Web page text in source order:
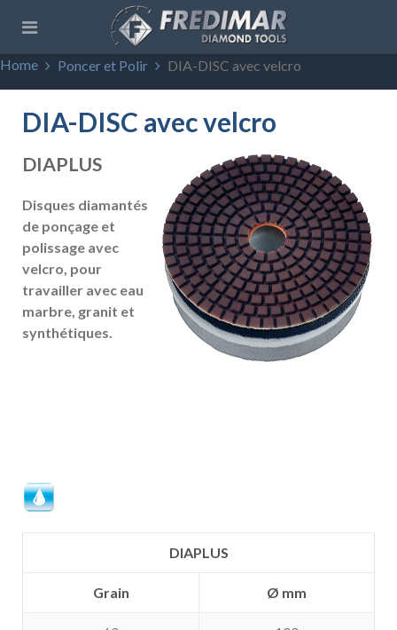
Home Poncer et Polir DIA-DISC avec velcro
DIA-DISC avec velcro
DIAPLUS
Disques diamantés
de ponçage et
polissage avec
velcro, pour
travailler avec eau
marbre, granit et
synthétiques.
DIAPLUS
Grain Ø mm